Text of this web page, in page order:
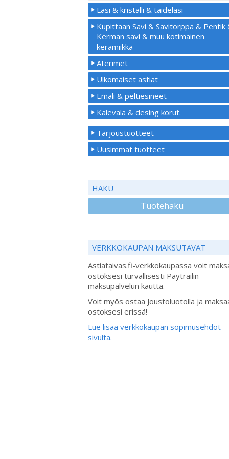
Lasi & kristalli & taidelasi
Kupittaan Savi & Savitorppa & Pentik
Kerman savi & muu kotimainen
keramiikka
Aterimet
Ulkomaiset astiat
Emali & peltiesineet
Kalevala & desing korut.
Tarjoustuotteet
Uusimmat tuotteet
HAKU
Tuotehaku
VERKKOKAUPAN MAKSUTAVAT
Astiataivas.fi-verkkokaupassa voit
ostoksesi turvallisesti Paytrailin
maksupalvelun kautta.
Voit myös ostaa Joustoluotolla ja
ostoksesi erissä!
Lue lisää verkkokaupan sopimusehdot -
sivulta.